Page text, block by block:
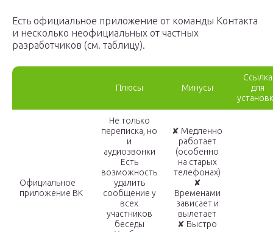
Есть официальное приложение от команды Контакта
и несколько неофициальных от частных
разработчиков (см. таблицу).
Плюсы Минусы
Ссылка
для
Официальное
приложение ВК
Не только
переписка, но
и
аудиозвонки
Есть
возможность
удалить
сообщение у
всех
участников
беседы
✘ Медленно
работает
(особенно
на старых
телефонах)
✘
Временами
зависает и
вылетает
✘ Быстро